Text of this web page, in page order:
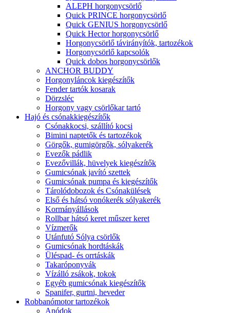
ALEPH horgonycsörlő
Quick PRINCE horgonycsörlő
Quick GENIUS horgonycsörlő
Quick Hector horgonycsörlő
Horgonycsörlő távirányítók, tartozékok
Horgonycsörlő kapcsolók
Quick dobos horgonycsörlők
ANCHOR BUDDY
Horgonyláncok kiegészítők
Fender tartók kosarak
Dörzsléc
Horgony vagy csörlőkar tartó
Hajó és csónakkiegészítők
Csónakkocsi, szállító kocsi
Bimini naptetők és tartozékok
Görgők, gumigörgők, sólyakerék
Evezők pádlik
Evezővillák, hüvelyek kiegészítők
Gumicsónak javító szettek
Gumicsónak pumpa és kiegészítők
Tárolódobozok és Csónakülések
Első és hátsó vonókerék sólyakerék
Kormányállások
Rollbar hátsó keret műszer keret
Vízmerők
Utánfutó Sólya csörlők
Gumicsónak hordtáskák
Üléspad- és orrtáskák
Takaróponyvák
Vízálló zsákok, tokok
Egyéb gumicsónak kiegészítők
Spanifer, gurtni, heveder
Robbanómotor tartozékok
Anódok